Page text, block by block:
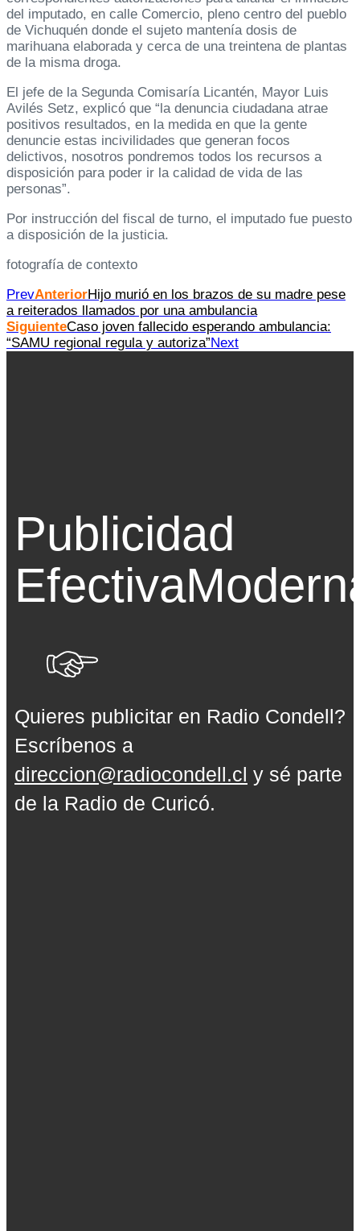
del imputado, en calle Comercio, pleno centro del pueblo
de Vichuquén donde el sujeto mantenía dosis de
marihuana elaborada y cerca de una treintena de plantas
de la misma droga.
El jefe de la Segunda Comisaría Licantén, Mayor Luis
Avilés Setz, explicó que “la denuncia ciudadana atrae
positivos resultados, en la medida en que la gente
denuncie estas incivilidades que generan focos
delictivos, nosotros pondremos todos los recursos a
disposición para poder ir la calidad de vida de las
personas”.
Por instrucción del fiscal de turno, el imputado fue puesto
a disposición de la justicia.
fotografía de contexto
PrevAnteriorHijo murió en los brazos de su madre pese
a reiterados llamados por una ambulancia
SiguienteCaso joven fallecido esperando ambulancia:
“SAMU regional regula y autoriza”Next
Publicidad
Efectiva
Quieres publicitar en Radio Condell?
Escríbenos a
direccion@radiocondell.cl y sé parte
de la Radio de Curicó.